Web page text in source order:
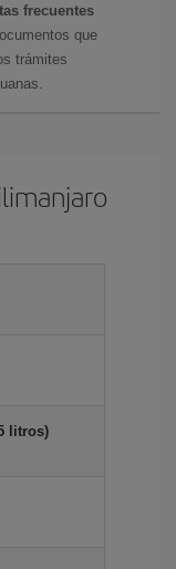
frecuentes
que
trámites
litros)